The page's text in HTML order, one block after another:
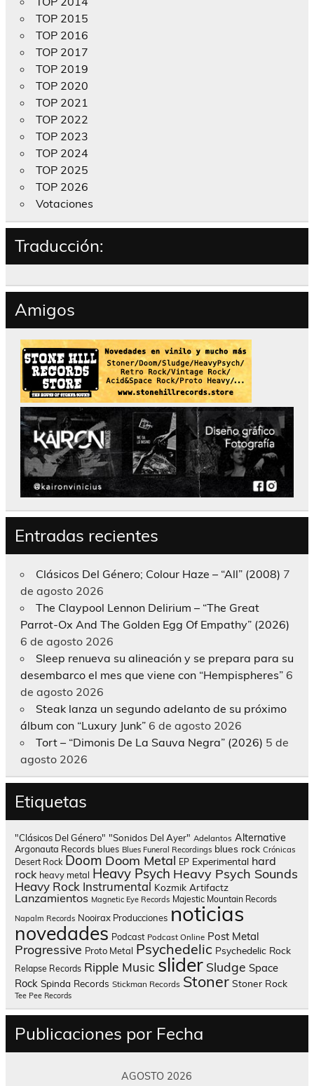
TOP 2015
TOP 2016
TOP 2017
TOP 2019
TOP 2020
TOP 2021
TOP 2022
TOP 2023
TOP 2024
TOP 2025
TOP 2026
Votaciones
Traducción:
Amigos
Entradas recientes
Clásicos Del Género; Colour Haze – “All” (2008) 7
de agosto 2026
The Claypool Lennon Delirium – “The Great
Parrot-Ox And The Golden Egg Of Empathy” (2026)
6 de agosto 2026
Sleep renueva su alineación y se prepara para su
desembarco el mes que viene con “Hempispheres” 6
de agosto 2026
Steak lanza un segundo adelanto de su próximo
álbum con “Luxury Junk” 6 de agosto 2026
Tort – “Dimonis De La Sauva Negra” (2026) 5 de
agosto 2026
Etiquetas
"Clásicos Del Género" "Sonidos Del Ayer" Adelantos Alternative
Argonauta Records blues Blues Funeral Recordings blues rock Crónicas
Desert Rock Doom Doom Metal EP Experimental hard
rock heavy metal Heavy Psych Heavy Psych Sounds
Heavy Rock Instrumental Kozmik Artifactz
Lanzamientos Magnetic Eye Records Majestic Mountain Records
Napalm Records Nooirax Producciones noticias
novedades Podcast Podcast Online Post Metal
Progressive Proto Metal Psychedelic Psychedelic Rock
Relapse Records Ripple Music slider Sludge Space
Rock Spinda Records Stickman Records Stoner Stoner Rock
Tee Pee Records
Publicaciones por Fecha
AGOSTO 2026